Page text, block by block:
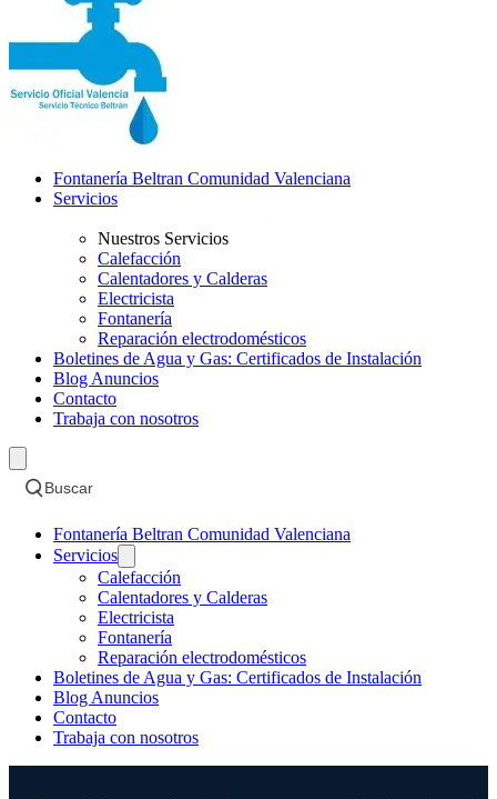
Fontanería Beltran Comunidad Valenciana
Servicios
Nuestros Servicios
Calefacción
Calentadores y Calderas
Electricista
Fontanería
Reparación electrodomésticos
Boletines de Agua y Gas: Certificados de Instalación
Blog Anuncios
Contacto
Trabaja con nosotros
Buscar
Fontanería Beltran Comunidad Valenciana
Servicios
Calefacción
Calentadores y Calderas
Electricista
Fontanería
Reparación electrodomésticos
Boletines de Agua y Gas: Certificados de Instalación
Blog Anuncios
Contacto
Trabaja con nosotros